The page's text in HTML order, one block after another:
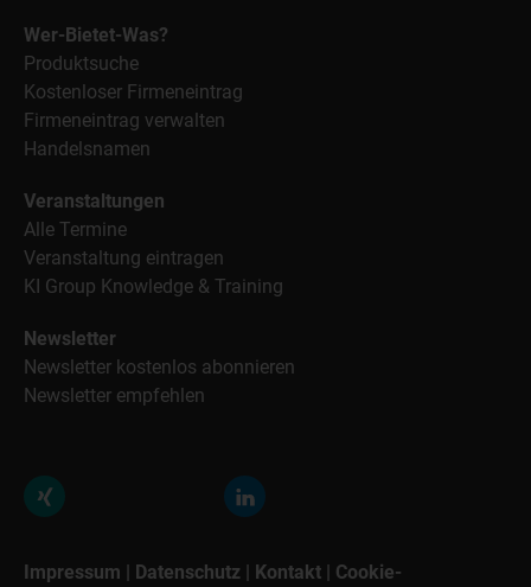
Wer-Bietet-Was?
Produktsuche
Kostenloser Firmeneintrag
Firmeneintrag verwalten
Handelsnamen
Veranstaltungen
Alle Termine
Veranstaltung eintragen
KI Group Knowledge & Training
Newsletter
Newsletter kostenlos abonnieren
Newsletter empfehlen
Impressum | Datenschutz | Kontakt | Cookie-